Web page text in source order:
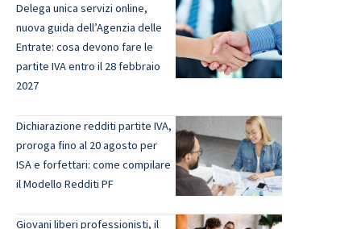
Delega unica servizi online,
nuova guida dell’Agenzia delle
Entrate: cosa devono fare le
partite IVA entro il 28 febbraio
2027
Dichiarazione redditi partite IVA,
proroga fino al 20 agosto per
ISA e forfettari: come compilare
il Modello Redditi PF
Giovani liberi professionisti, il